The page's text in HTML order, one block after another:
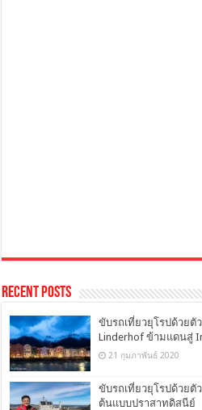
Recent Posts
ขับรถเที่ยวยุโรปด้วยตั
Linderhof ข้ามแดนสู่
21 กุมภาพันธ์ 2020
ขับรถเที่ยวยุโรปด้วยตั
ต้นแบบปราสาทดิสนีย์